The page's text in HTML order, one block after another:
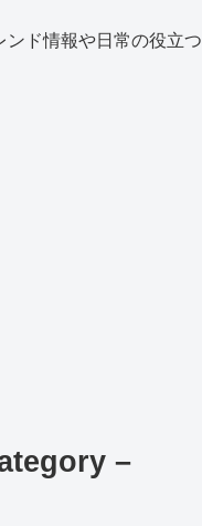
ンド情報や日常の役立つ
–